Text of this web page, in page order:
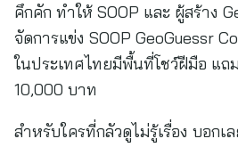
คึกคัก ทำให้ SOOP และ ผู้สร้าง
จัดการแข่ง SOOP GeoGuessr
ในประเทศไทยมีพื้นที่โชว์ฝีมือ แถ
10,000 บาท
สำหรับใครที่กลัวดูไม่รู้เรื่อง บอกเ